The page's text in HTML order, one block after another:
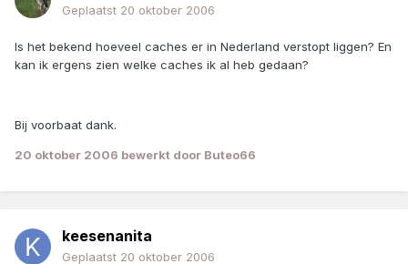
Geplaatst 20 oktober 2006
Is het bekend hoeveel caches er in Nederland verstopt liggen? En
kan ik ergens zien welke caches ik al heb gedaan?
Bij voorbaat dank.
20 oktober 2006 bewerkt door Buteo66
keesenanita
Geplaatst 20 oktober 2006